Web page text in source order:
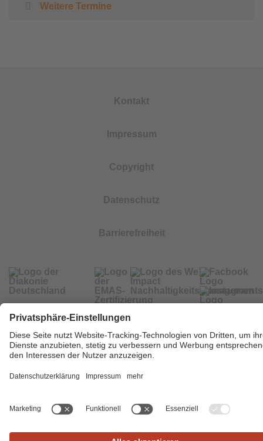
Weitere Termine
Kontakt
Impressum
Copyright
Datenschutz
Barrierefreiheit